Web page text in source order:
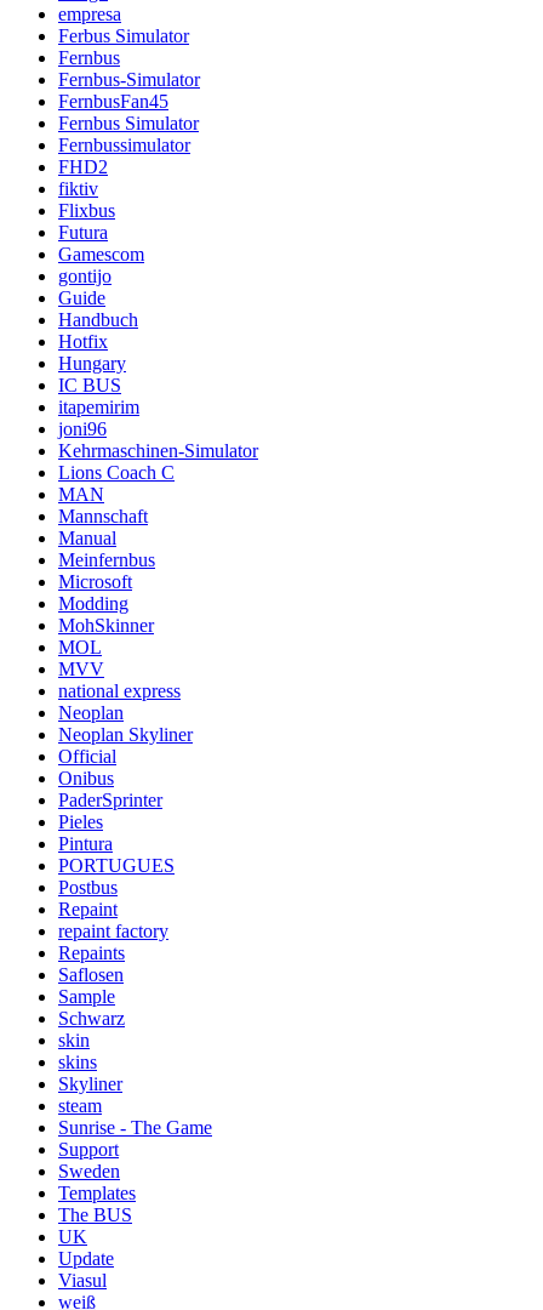
empresa
Ferbus Simulator
Fernbus
Fernbus-Simulator
FernbusFan45
Fernbus Simulator
Fernbussimulator
FHD2
fiktiv
Flixbus
Futura
Gamescom
gontijo
Guide
Handbuch
Hotfix
Hungary
IC BUS
itapemirim
joni96
Kehrmaschinen-Simulator
Lions Coach C
MAN
Mannschaft
Manual
Meinfernbus
Microsoft
Modding
MohSkinner
MOL
MVV
national express
Neoplan
Neoplan Skyliner
Official
Onibus
PaderSprinter
Pieles
Pintura
PORTUGUES
Postbus
Repaint
repaint factory
Repaints
Saflosen
Sample
Schwarz
skin
skins
Skyliner
steam
Sunrise - The Game
Support
Sweden
Templates
The BUS
UK
Update
Viasul
weiß